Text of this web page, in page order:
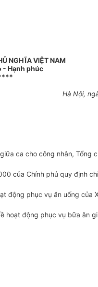
NGHĨA VIỆT NAM
- Hạnh phúc
Hà Nội,
ca cho công nhân, Tổng
của Chính phủ quy định
động phục vụ ăn uống của
hoạt động phục vụ bữa ăn